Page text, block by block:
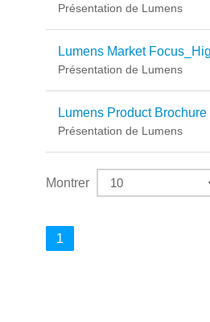
Présentation de Lumens
Lumens Market
Présentation de Lumens
Lumens Product Brochure
Présentation de Lumens
Montrer
1